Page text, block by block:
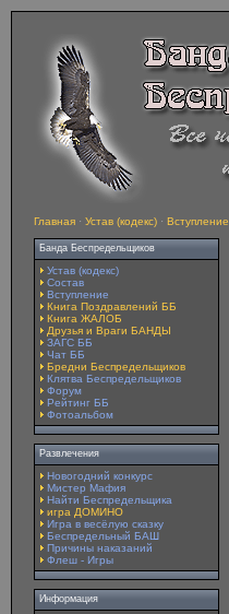
Главная · Устав (кодекс) · Вступление
Банда Беспредельщиков
Устав (кодекс)
Состав
Вступление
Книга Поздравлений ББ
Книга ЖАЛОБ
Друзья и Враги БАНДЫ
ЗАГС ББ
Чат ББ
Бредни Беспредельщиков
Клятва Беспредельщиков
Форум
Рейтинг ББ
Фотоальбом
Развлечения
Новогодний конкурс
Мистер Мафия
Найти Беспредельщика
игра ДОМИНО
Игра в весёлую сказку
Беспредельный БАШ
Причины наказаний
Флеш - Игры
Информация